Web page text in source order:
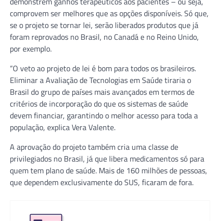
comprovem ser melhores que as opções disponíveis. Só que,
se o projeto se tornar lei, serão liberados produtos que já
foram reprovados no Brasil, no Canadá e no Reino Unido,
por exemplo.
“O veto ao projeto de lei é bom para todos os brasileiros.
Eliminar a Avaliação de Tecnologias em Saúde tiraria o
Brasil do grupo de países mais avançados em termos de
critérios de incorporação do que os sistemas de saúde
devem financiar, garantindo o melhor acesso para toda a
população, explica Vera Valente.
A aprovação do projeto também cria uma classe de
privilegiados no Brasil, já que libera medicamentos só para
quem tem plano de saúde. Mais de 160 milhões de pessoas,
que dependem exclusivamente do SUS, ficaram de fora.